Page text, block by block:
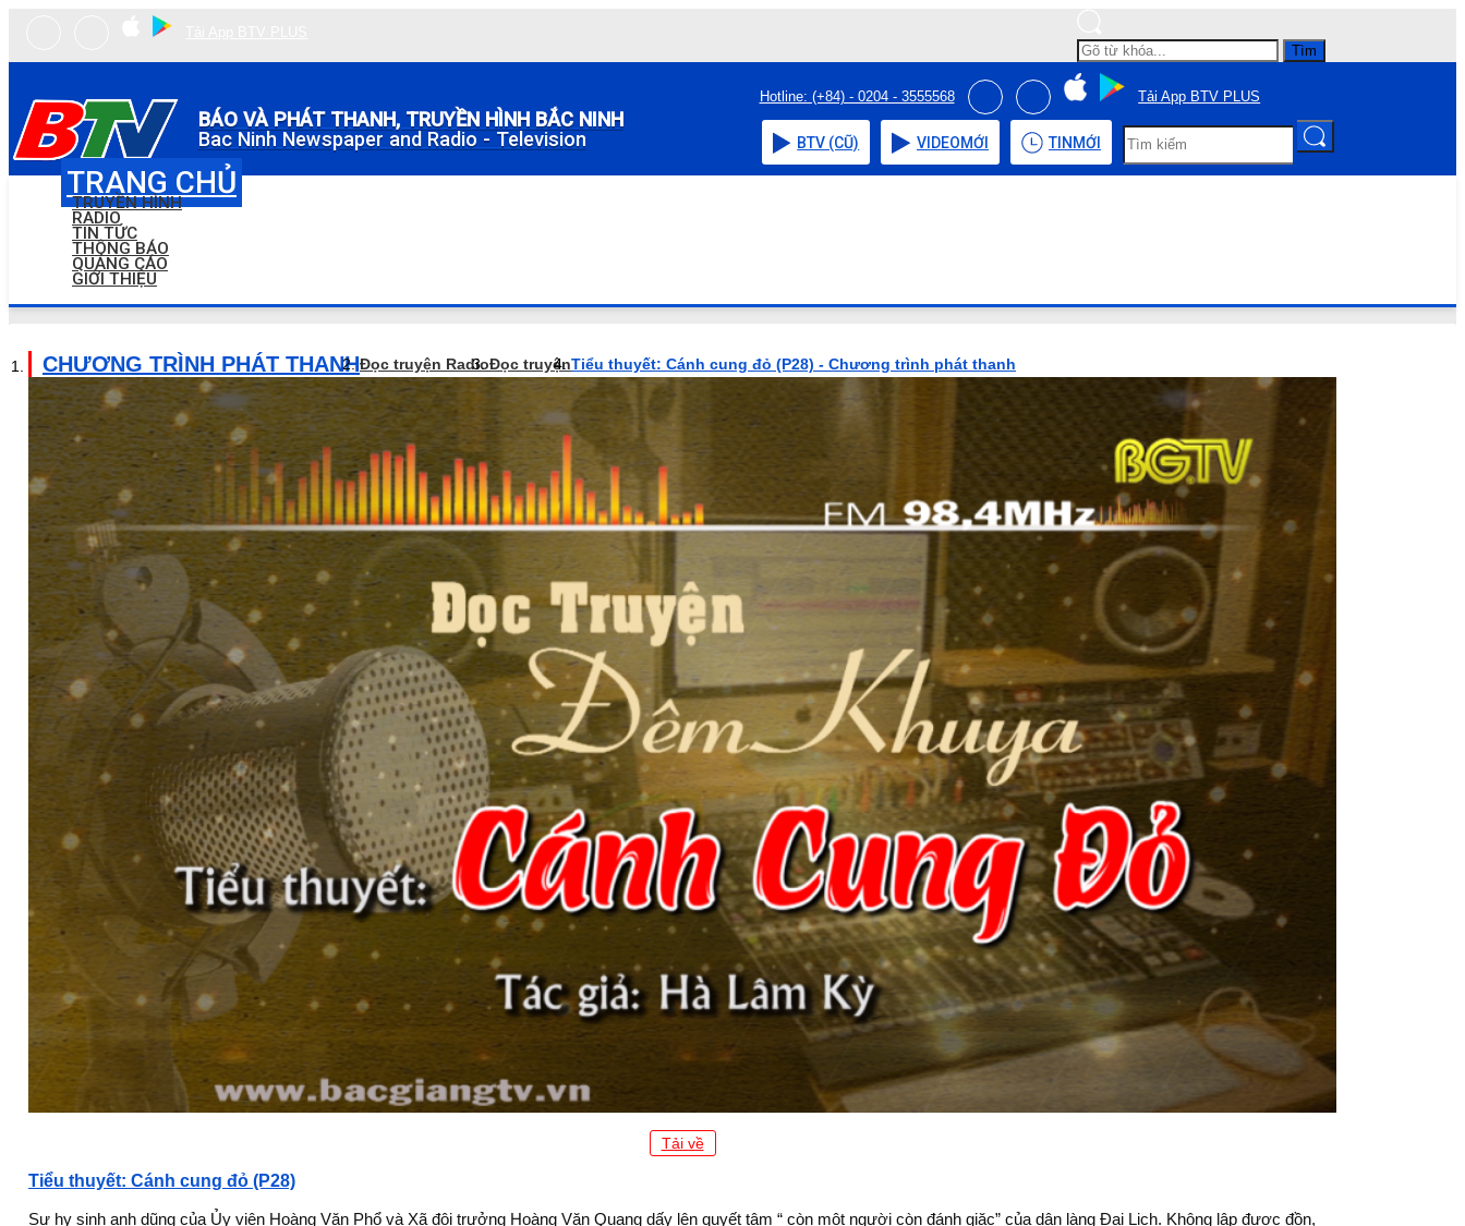
Tìm
BÁO VÀ PHÁT THANH, TRUYỀN HÌNH BẮC NINH
Bac Ninh Newspaper and Radio - Television
Hotline: (+84) - 0204 - 3555568 Tải App BTV PLUS
BTV (CŨ) VIDEOMỚI TIN MỚI
TRANG CHỦ
TRUYỀN HÌNH
RADIO
TIN TỨC
THÔNG BÁO
QUẢNG CÁO
GIỚI THIỆU
CHƯƠNG TRÌNH PHÁT THANHĐọc truyện RadioĐọc truyệnTiểu thuyết: Cánh cung đỏ (P28) - Chương trình phát thanh
Tải về
Tiểu thuyết: Cánh cung đỏ (P28)
Sự hy sinh anh dũng của Ủy viên Hoàng Văn Phổ và Xã đội trưởng Hoàng Văn Quang dấy lên quyết tâm “ còn một người còn đánh giặc” của dân làng Đại Lịch. Không lập được đồn,